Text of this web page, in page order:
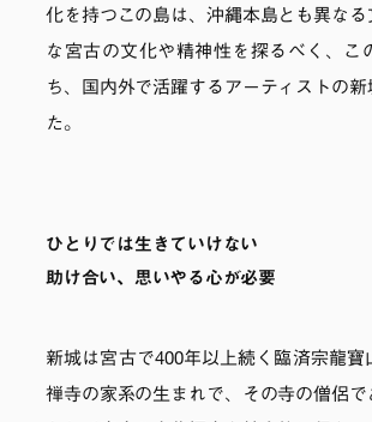
化を持つこの島は、沖縄本島とも異なる
な宮古の文化や精神性を探るべく、こ
ち、国内外で活躍するアーティストの
た。
ひとりでは生きていけない
助け合い、思いやる心が必要
新城は宮古で400年以上続く臨済宗龍寶
禅寺の家系の生まれで、その寺の僧侶